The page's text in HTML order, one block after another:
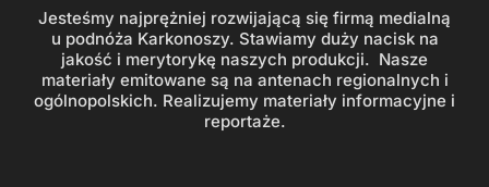
Jesteśmy najprężniej rozwijającą się firmą medialną
u podnóża Karkonoszy. Stawiamy duży nacisk na
jakość i merytorykę naszych produkcji. Nasze
materiały emitowane są na antenach regionalnych i
ogólnopolskich. Realizujemy materiały informacyjne i
reportaże.